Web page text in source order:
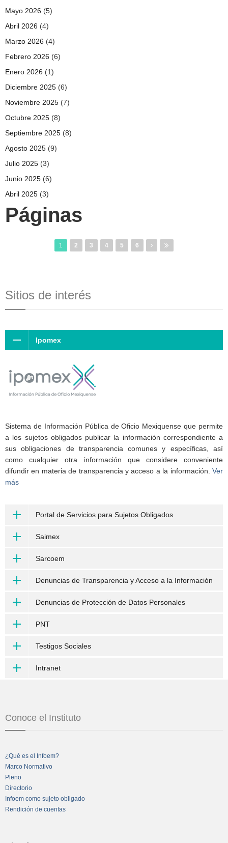
Mayo 2026 (5)
Abril 2026 (4)
Marzo 2026 (4)
Febrero 2026 (6)
Enero 2026 (1)
Diciembre 2025 (6)
Noviembre 2025 (7)
Octubre 2025 (8)
Septiembre 2025 (8)
Agosto 2025 (9)
Julio 2025 (3)
Junio 2025 (6)
Abril 2025 (3)
Páginas
1 2 3 4 5 6
Sitios de interés
Ipomex
Sistema de Información Pública de Oficio Mexiquense que permite
a los sujetos obligados publicar la información correspondiente a
sus obligaciones de transparencia comunes y específicas, así
como cualquier otra información que considere conveniente
difundir en materia de transparencia y acceso a la información. Ver
más
Portal de Servicios para Sujetos Obligados
Saimex
Sarcoem
Denuncias de Transparencia y Acceso a la Información
Denuncias de Protección de Datos Personales
PNT
Testigos Sociales
Intranet
Conoce el Instituto
¿Qué es el Infoem?
Marco Normativo
Pleno
Directorio
Infoem como sujeto obligado
Rendición de cuentas